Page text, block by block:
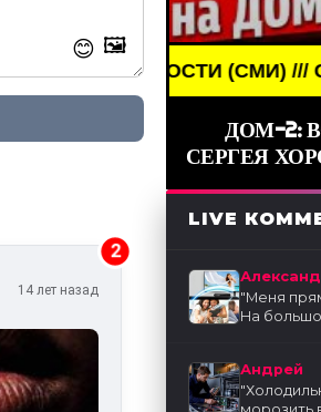
😊 🖼️
2
14 лет назад
/// НОВОСТИ (СМИ) /// СВЕЖИЕ
ДОМ-2:
СЕРГЕЯ
LIVE
"Меня
На
Андрей
"